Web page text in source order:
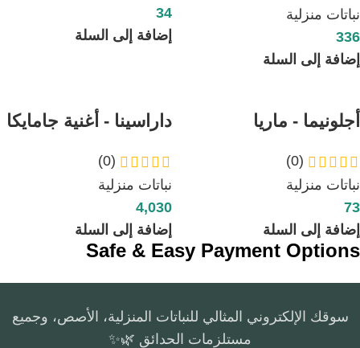
نباتات منزلية
336
إضافة إلى السلة
34
إضافة إلى السلة
أجلونيما - ماريا
(0)
نباتات منزلية
73
إضافة إلى السلة
داراسينا - أغنية جامايكا
(0)
نباتات منزلية
4,030
إضافة إلى السلة
Safe & Easy Payment Options
سوقك الإلكتروني المثالي للنباتات المنزلية، الأصص، وجميع
مستلزمات الحدائق 🌿✨